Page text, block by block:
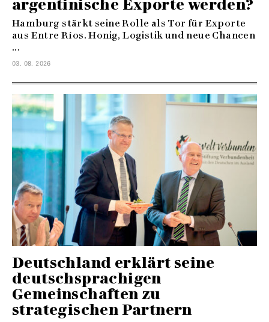
argentinische Exporte werden?
Hamburg stärkt seine Rolle als Tor für Exporte
aus Entre Ríos. Honig, Logistik und neue Chancen
...
03. 08. 2026
Deutschland erklärt seine
deutschsprachigen
Gemeinschaften zu
strategischen Partnern